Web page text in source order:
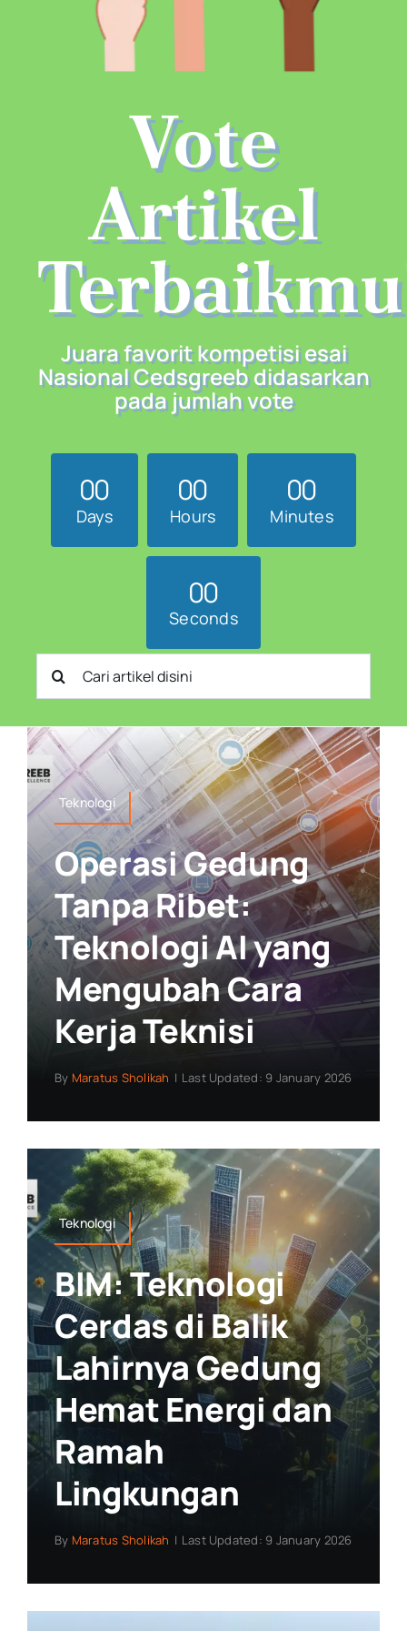
Vote
Artikel
Juara favorit kompetisi esai
Nasional Cedsgreeb didasarkan
pada jumlah vote
00
Days
00
Hours
00
Minutes
00
Seconds
Search
Teknologi
Operasi Gedung
Tanpa Ribet:
Teknologi AI yang
Mengubah Cara
Kerja Teknisi
By Maratus Sholikah | Last Updated: 9 January 2026
Teknologi
BIM: Teknologi
Cerdas di Balik
Lahirnya Gedung
Hemat Energi dan
Ramah
Lingkungan
By Maratus Sholikah | Last Updated: 9 January 2026